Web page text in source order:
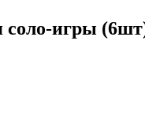
соло-игры